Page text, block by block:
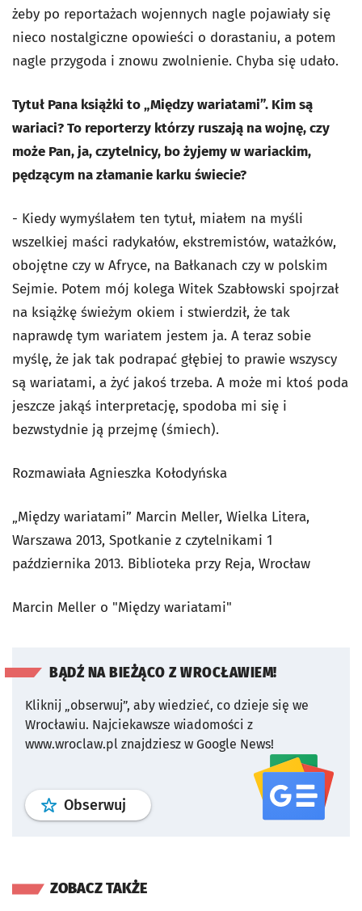
żeby po reportażach wojennych nagle pojawiały się
nieco nostalgiczne opowieści o dorastaniu, a potem
nagle przygoda i znowu zwolnienie. Chyba się udało.
Tytuł Pana książki to „Między wariatami”. Kim są
wariaci? To reporterzy którzy ruszają na wojnę, czy
może Pan, ja, czytelnicy, bo żyjemy w wariackim,
pędzącym na złamanie karku świecie?
- Kiedy wymyślałem ten tytuł, miałem na myśli
wszelkiej maści radykałów, ekstremistów, watażków,
obojętne czy w Afryce, na Bałkanach czy w polskim
Sejmie. Potem mój kolega Witek Szabłowski spojrzał
na książkę świeżym okiem i stwierdził, że tak
naprawdę tym wariatem jestem ja. A teraz sobie
myślę, że jak tak podrapać głębiej to prawie wszyscy
są wariatami, a żyć jakoś trzeba. A może mi ktoś poda
jeszcze jakąś interpretację, spodoba mi się i
bezwstydnie ją przejmę (śmiech).
Rozmawiała Agnieszka Kołodyńska
„Między wariatami” Marcin Meller, Wielka Litera,
Warszawa 2013, Spotkanie z czytelnikami 1
października 2013. Biblioteka przy Reja, Wrocław
Marcin Meller o "Między wariatami"
BĄDŹ NA BIEŻĄCO Z WROCŁAWIEM!
Kliknij „obserwuj”, aby wiedzieć, co dzieje się we
Wrocławiu. Najciekawsze wiadomości z
www.wroclaw.pl znajdziesz w Google News!
Obserwuj profil serwisu
ZOBACZ TAKŻE